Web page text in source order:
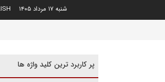
شنبه ۱۷ مرداد ۱۴۰۵
پر کاربرد ترین کلید واژه ها